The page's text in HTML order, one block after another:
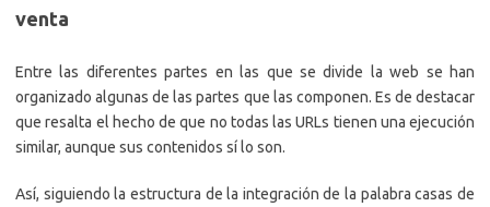
venta
Entre las diferentes partes en las que se divide la web se han
organizado algunas de las partes que las componen. Es de destacar
que resalta el hecho de que no todas las URLs tienen una ejecución
similar, aunque sus contenidos sí lo son.
Así, siguiendo la estructura de la integración de la palabra casas de